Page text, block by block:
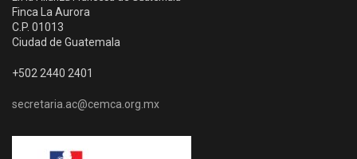
Finca La Aurora
C.P. 01013
Ciudad de Guatemala
+502 2440 2401
secretaria.ac@cemca.org.mx